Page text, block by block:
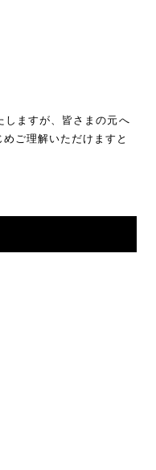
しますが、皆さまの元へ
ご理解いただけますと